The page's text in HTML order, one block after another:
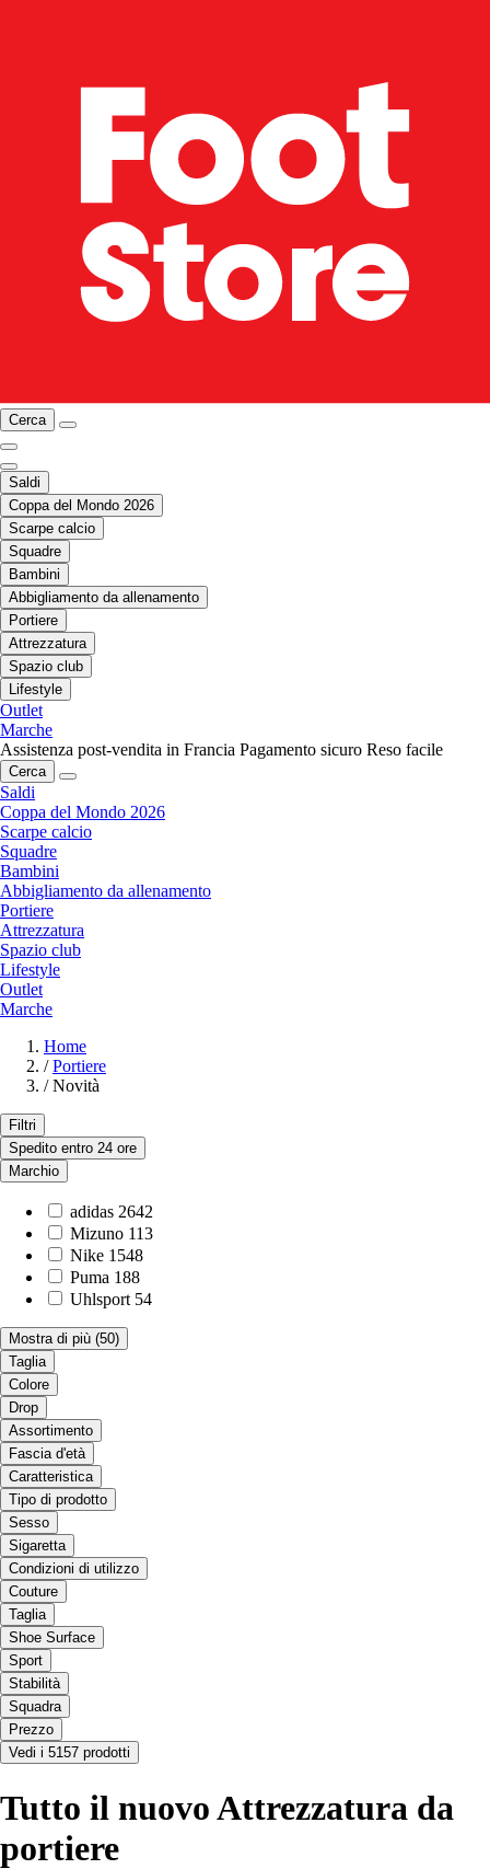
Cerca
Saldi
Coppa del Mondo 2026
Scarpe calcio
Squadre
Bambini
Abbigliamento da allenamento
Portiere
Attrezzatura
Spazio club
Lifestyle
Outlet
Marche
Assistenza post-vendita in Francia Pagamento sicuro Reso facile
Cerca
Saldi
Coppa del Mondo 2026
Scarpe calcio
Squadre
Bambini
Abbigliamento da allenamento
Portiere
Attrezzatura
Spazio club
Lifestyle
Outlet
Marche
Home
/ Portiere
/ Novità
Filtri
Spedito entro 24 ore
Marchio
adidas 2642
Mizuno 113
Nike 1548
Puma 188
Uhlsport 54
Mostra di più (50)
Taglia
Colore
Drop
Assortimento
Fascia d'età
Caratteristica
Tipo di prodotto
Sesso
Sigaretta
Condizioni di utilizzo
Couture
Taglia
Shoe Surface
Sport
Stabilità
Squadra
Prezzo
Vedi i 5157 prodotti
Tutto il nuovo Attrezzatura da
portiere